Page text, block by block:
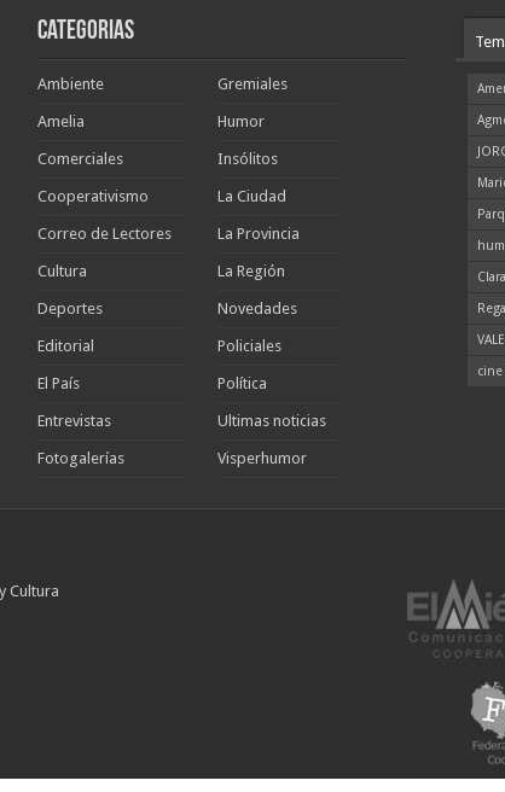
Categorias
Ambiente
Amelia
Comerciales
Cooperativismo
Correo de Lectores
Cultura
Deportes
Editorial
El País
Entrevistas
Fotogalerías
Gremiales
Humor
Insólitos
La Ciudad
La Provincia
La Región
Novedades
Policiales
Política
Ultimas noticias
Visperhumor
cine
Cultura